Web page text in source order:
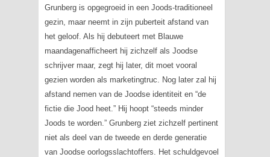
Grunberg is opgegroeid in een Joods-traditioneel
gezin, maar neemt in zijn puberteit afstand van
het geloof. Als hij debuteert met Blauwe
maandagenafficheert hij zichzelf als Joodse
schrijver maar, zegt hij later, dit moet vooral
gezien worden als marketingtruc. Nog later zal hij
afstand nemen van de Joodse identiteit en “de
fictie die Jood heet.” Hij hoopt “steeds minder
Joods te worden.” Grunberg ziet zichzelf pertinent
niet als deel van de tweede en derde generatie
van Joodse oorlogsslachtoffers. Het schuldgevoel